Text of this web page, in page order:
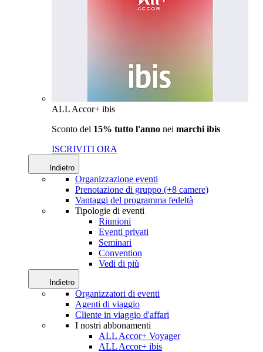
ALL Accor+ ibis
Sconto del 15% tutto l'anno nei marchi ibis
ISCRIVITI ORA
Indietro
Organizzazione eventi
Prenotazione di gruppo (+8 camere)
Vantaggi del programma fedeltà
Tipologie di eventi
Riunioni
Eventi privati
Seminari
Convention
Vedi di più
Indietro
Organizzatori di eventi
Agenti di viaggio
Cliente in viaggio d'affari
I nostri abbonamenti
ALL Accor+ Voyager
ALL Accor+ ibis